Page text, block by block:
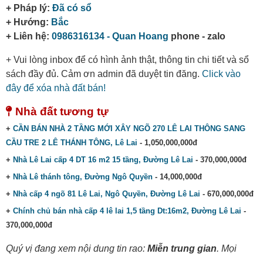
+ Pháp lý: Đã có sổ
+ Hướng: Bắc
+ Liên hệ: 0986316134 - Quan Hoang phone - zalo
+ Vui lòng inbox để có hình ảnh thật, thông tin chi tiết và sổ
sách đầy đủ. Cảm ơn admin đã duyệt tin đăng. Click vào
đây để xóa nhà đất bán!
Nhà đất tương tự
+ CẦN BÁN NHÀ 2 TẦNG MỚI XÂY NGÕ 270 LÊ LAI THÔNG SANG
CẦU TRE 2 LÊ THÁNH TÔNG, Lê Lai - 1,050,000,000đ
+ Nhà Lê Lai cấp 4 DT 16 m2 15 tầng, Đường Lê Lai - 370,000,000đ
+ Nhà Lê thánh tông, Đường Ngô Quyền - 14,000,000đ
+ Nhà cấp 4 ngõ 81 Lê Lai, Ngô Quyền, Đường Lê Lai - 670,000,000đ
+ Chính chủ bán nhà cấp 4 lê lai 1,5 tầng Dt:16m2, Đường Lê Lai -
370,000,000đ
Quý vị đang xem nội dung tin rao: Miễn trung gian. Mọi